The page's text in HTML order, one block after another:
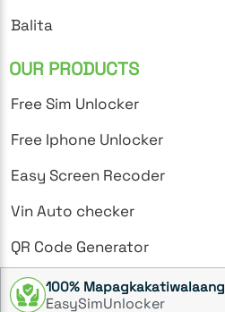
Balita
OUR PRODUCTS
Free Sim Unlocker
Free Iphone Unlocker
Easy Screen Recoder
Vin Auto checker
QR Code Generator
100% Mapagkakatiwalaang
EasySimUnlocker